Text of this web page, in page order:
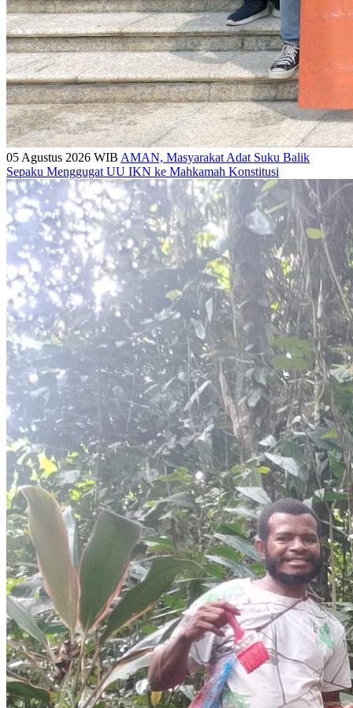
05 Agustus 2026 WIB AMAN, Masyarakat Adat Suku Balik
Sepaku Menggugat UU IKN ke Mahkamah Konstitusi